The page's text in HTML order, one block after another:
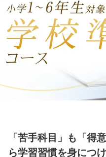
「苦手科目」も「得
ら学習習慣を身につ